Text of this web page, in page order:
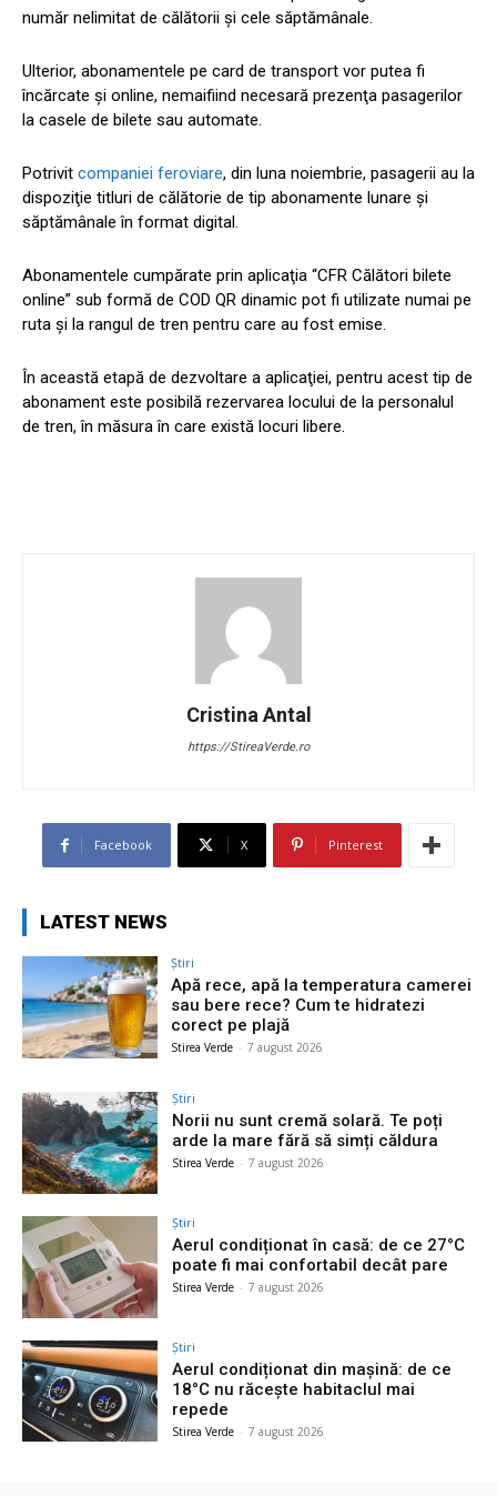
număr nelimitat de călătorii şi cele săptămânale.
Ulterior, abonamentele pe card de transport vor putea fi
încărcate şi online, nemaifiind necesară prezenţa pasagerilor
la casele de bilete sau automate.
Potrivit companiei feroviare, din luna noiembrie, pasagerii au la
dispoziţie titluri de călătorie de tip abonamente lunare şi
săptămânale în format digital.
Abonamentele cumpărate prin aplicaţia “CFR Călători bilete
online” sub formă de COD QR dinamic pot fi utilizate numai pe
ruta şi la rangul de tren pentru care au fost emise.
În această etapă de dezvoltare a aplicaţiei, pentru acest tip de
abonament este posibilă rezervarea locului de la personalul
de tren, în măsura în care există locuri libere.
Cristina Antal
https://StireaVerde.ro
Facebook X Pinterest
LATEST NEWS
Știri
Apă rece, apă la temperatura camerei
sau bere rece? Cum te hidratezi
corect pe plajă
Stirea Verde - 7 august 2026
Știri
Norii nu sunt cremă solară. Te poți
arde la mare fără să simți căldura
Stirea Verde - 7 august 2026
Știri
Aerul condiționat în casă: de ce 27°C
poate fi mai confortabil decât pare
Stirea Verde - 7 august 2026
Știri
Aerul condiționat din mașină: de ce
18°C nu răcește habitaclul mai
repede
Stirea Verde - 7 august 2026